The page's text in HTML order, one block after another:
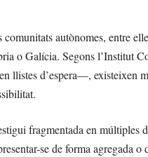
autònomes, entre
o Galícia. Segons l’Institut
llistes d’espera—, existeixen
fragmentada en
se de forma agregada